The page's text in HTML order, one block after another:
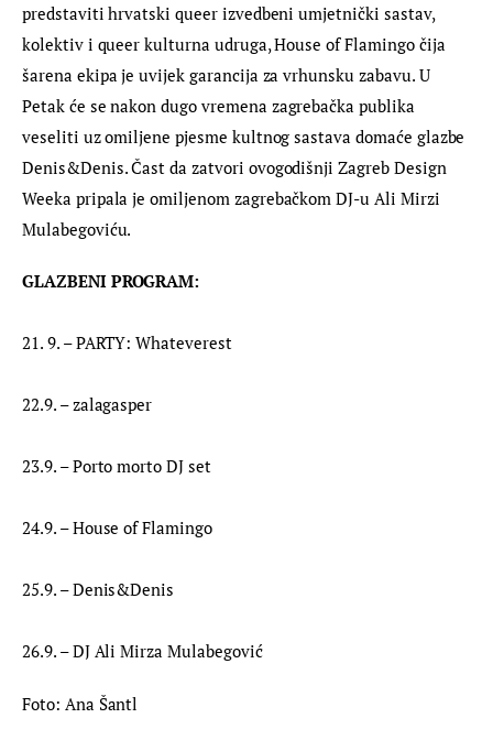
predstaviti hrvatski queer izvedbeni umjetnički sastav,
kolektiv i queer kulturna udruga, House of Flamingo čija
šarena ekipa je uvijek garancija za vrhunsku zabavu. U
Petak će se nakon dugo vremena zagrebačka publika
veseliti uz omiljene pjesme kultnog sastava domaće glazbe
Denis&Denis. Čast da zatvori ovogodišnji Zagreb Design
Weeka pripala je omiljenom zagrebačkom DJ-u Ali Mirzi
Mulabegoviću.
GLAZBENI PROGRAM:
21. 9. – PARTY: Whateverest
22.9. – zalagasper
23.9. – Porto morto DJ set
24.9. – House of Flamingo
25.9. – Denis&Denis
26.9. – DJ Ali Mirza Mulabegović
Foto: Ana Šantl